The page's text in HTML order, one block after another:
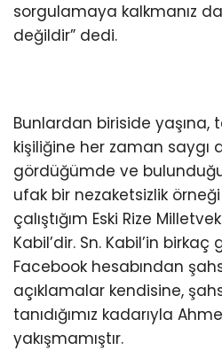
sorgulamaya kalkmanız
değildir” dedi.
Bunlardan biriside yaşına,
kişiliğine her zaman saygı
gördüğümde ve
ufak bir nezaketsizlik
çalıştığım Eski Rize
Kabil’dir. Sn. Kabil’in
Facebook hesabından
açıklamalar kendisine,
tanıdığımız kadarıyla
yakışmamıştır.